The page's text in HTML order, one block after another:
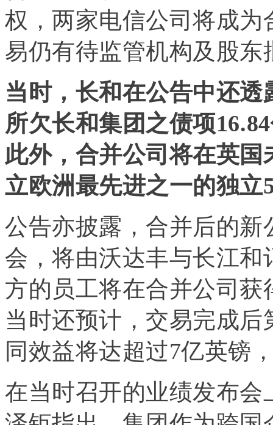
权，两家电信公司将成
易仍有待监管机构及股东
当时，长和在公告中还
所欠长和集团之债项
此外，合并公司将在英
立欧洲最先进之一的独立
公告亦披露，合并后的
会，将由沃达丰与长江
方的员工将在合并公司
当时还预计，交易完成
同效益将达超过7亿英镑
在当时召开的业绩发布